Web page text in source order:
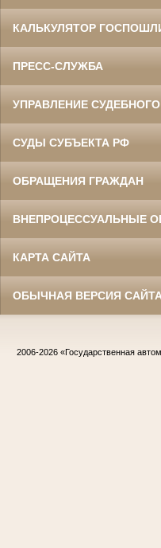
КАЛЬКУЛЯТОР
ПРЕСС-СЛУЖБА
УПРАВЛЕНИЕ
СУДЫ СУБЪЕКТА РФ
ОБРАЩЕНИЯ ГРАЖДАН
ВНЕПРОЦЕССУАЛЬНЫЕ
КАРТА САЙТА
ОБЫЧНАЯ ВЕРСИЯ
2006-2026 «Государственная